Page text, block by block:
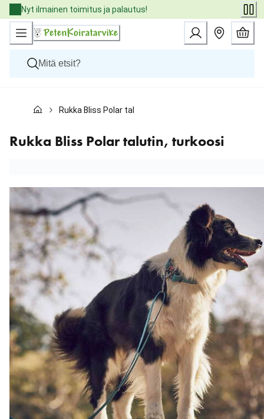
Skip
to
Content
Nyt ilmainen toimitus ja palautus!
Kissat
Eläinlääkäriruoat
Tuotemerkit
Rukka Bliss Polar talutin, turkoosi
Rukka Bliss Polar talutin, turkoosi